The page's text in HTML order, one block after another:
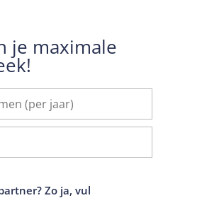
je maximale
Zo ja, vul